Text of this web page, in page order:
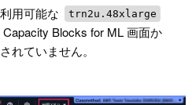
用可能な trn2u.48xlarge
Blocks for ML 画面か
れていません。